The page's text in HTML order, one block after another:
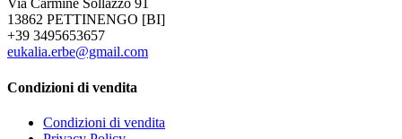
Via Carmine Sollazzo 91
13862 PETTINENGO [BI]
+39 3495653657
eukalia.erbe@gmail.com
Condizioni di vendita
Condizioni di vendita